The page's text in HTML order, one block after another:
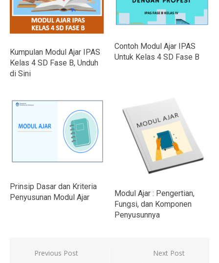
Kumpulan Modul Ajar IPAS
Kelas 4 SD Fase B, Unduh
di Sini
Contoh Modul Ajar IPAS
Untuk Kelas 4 SD Fase B
Prinsip Dasar dan Kriteria
Penyusunan Modul Ajar
Modul Ajar : Pengertian,
Fungsi, dan Komponen
Penyusunnya
Navigasi
Previous Post Next Post